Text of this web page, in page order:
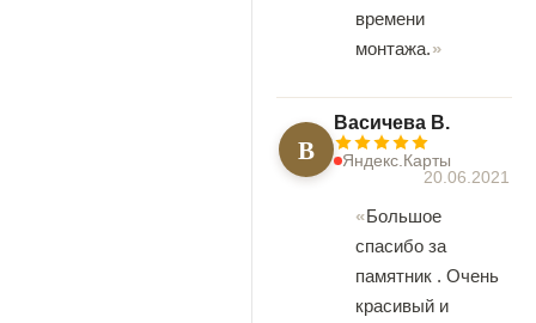
времени
монтажа.
В
Васичева В.
Яндекс.Карты
20.06.2021
Большое
спасибо за
памятник . Очень
красивый и